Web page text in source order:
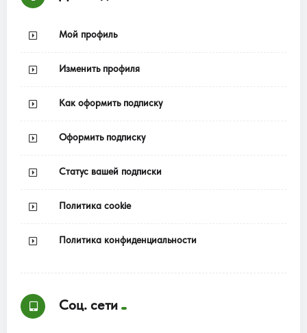
Мой профиль
Изменить профиля
Как оформить подписку
Оформить подписку
Статус вашей подписки
Политика cookie
Политика конфиденциальности
Соц. сети